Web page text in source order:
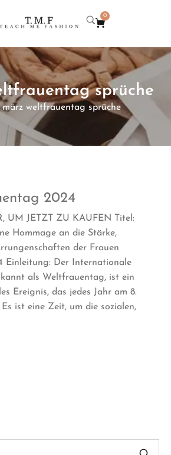
0
sprüche
märz weltfrauentag sprüche
2024
UM JETZT ZU KAUFEN Titel:
Hommage an die Stärke,
der Frauen
Einleitung: Der Internationale
als Weltfrauentag, ist ein
Ereignis, das jedes Jahr am 8.
ist eine Zeit, um die sozialen,